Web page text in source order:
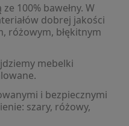
100% bawełny. W
dobrej jakości
różowym, błękitnym
mebelki
i bezpiecznymi
szary, różowy,